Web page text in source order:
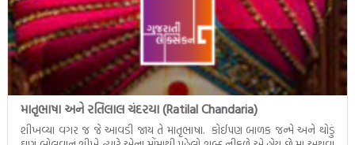
માતૃભાષા અને રતિલાલ ચંદરયા (Ratilal Chandaria)
શીખવ્યા વગર જ જે આવડી જાય તે માતૃભાષા. કોઈપણ બાળક જન્મે અને થોડું